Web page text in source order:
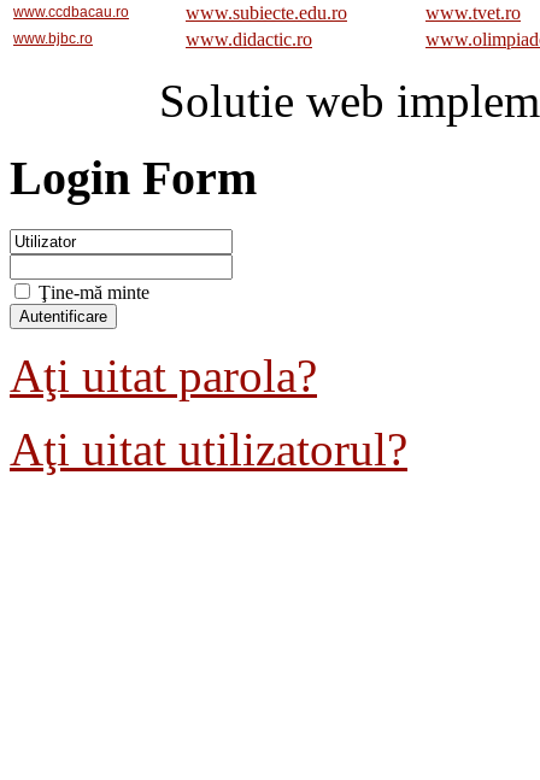
www.ccdbacau.ro www.subiecte.edu.ro www.tvet.ro
www.bjbc.ro www.didactic.ro
Solutie web
Login Form
Ţine-mă minte
Aţi uitat parola?
Aţi uitat utilizatorul?